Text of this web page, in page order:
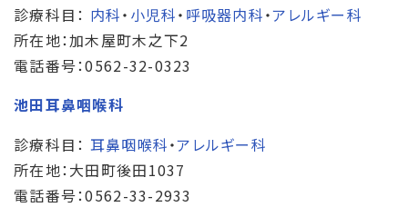
診療科目： 内科・ 小児科・ 呼吸器内科・アレルギー科
所在地：加木屋町木之下2
電話番号：0562-32-0323
池田耳鼻咽喉科
診療科目： 耳鼻咽喉科・アレルギー科
所在地：大田町後田1037
電話番号：0562-33-2933